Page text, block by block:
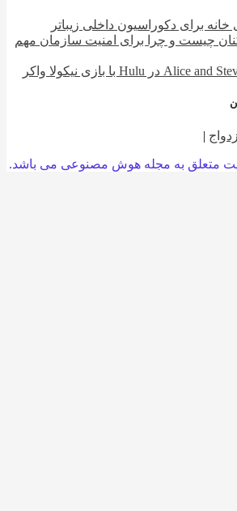
برای دکوراسیون داخلی زیباتر
چیست و چرا برای امنیت سازمان مهم
|
به مجله هوش مصنوعی می باشد.